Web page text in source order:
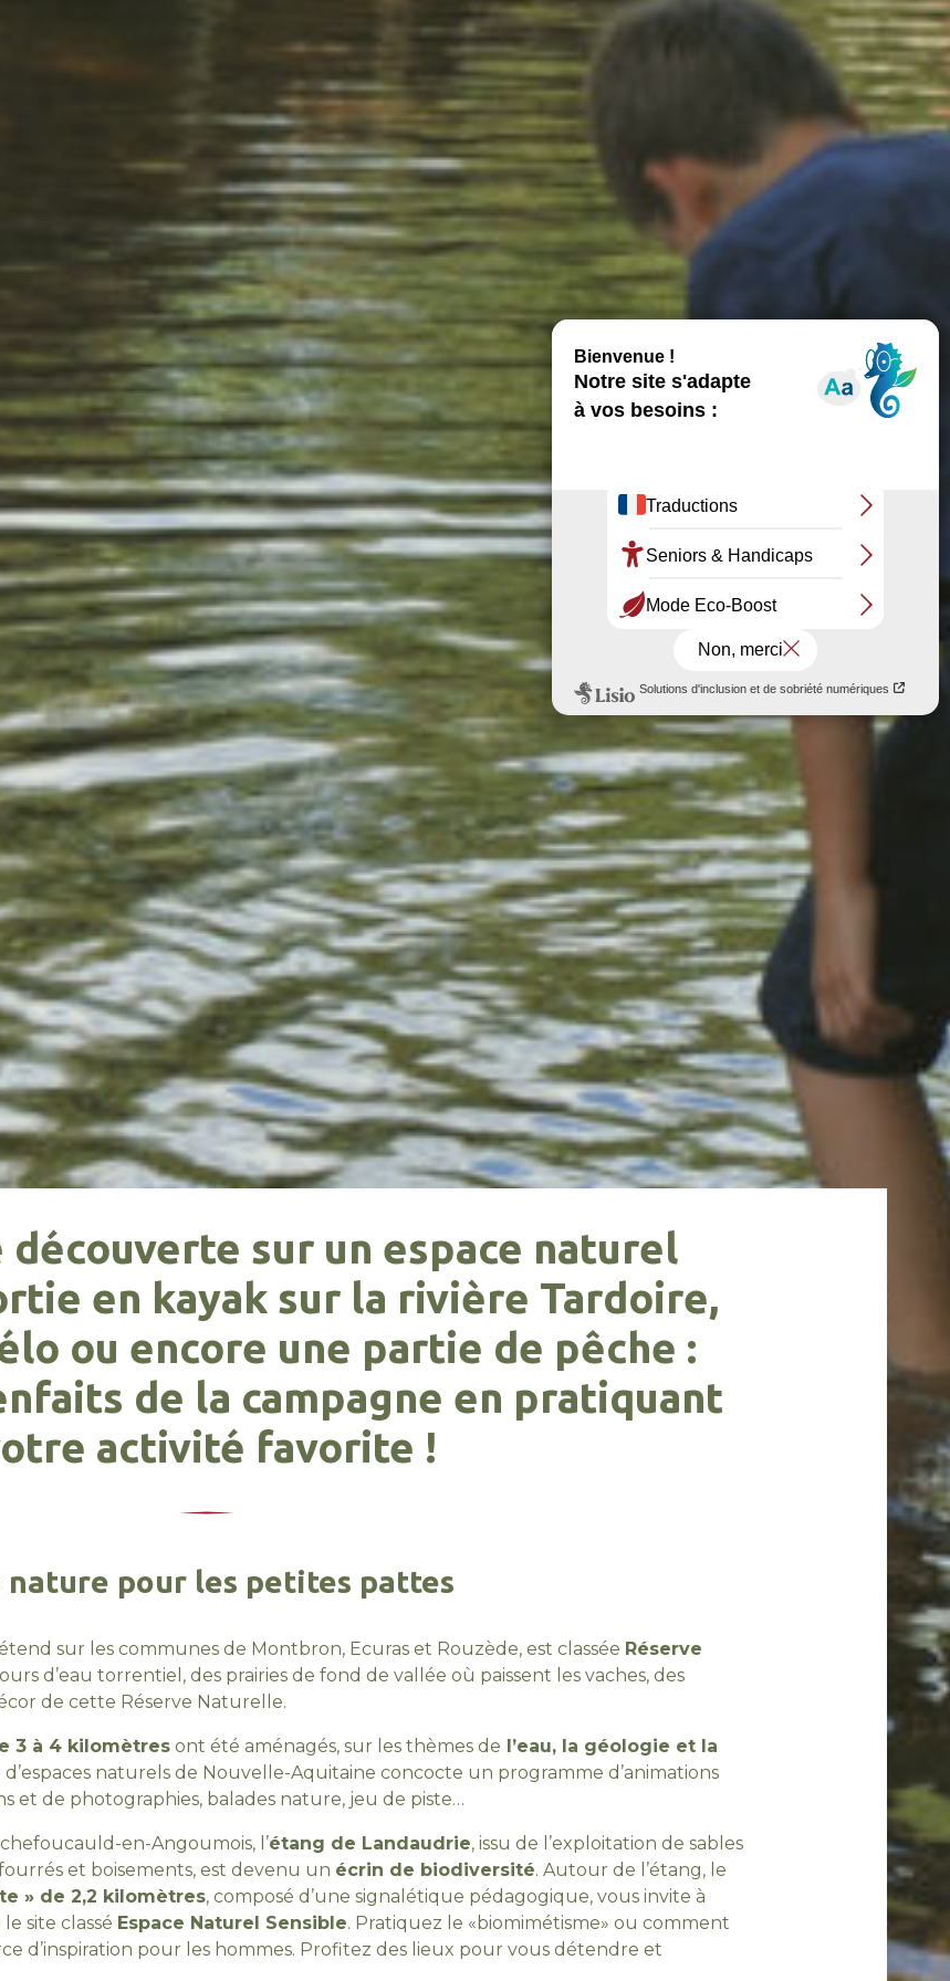
découverte sur un espace naturel
en kayak sur la rivière Tardoire,
ou encore une partie de pêche :
de la campagne en pratiquant
activité favorite !
nature pour les petites pattes
sur les communes de Montbron, Ecuras et Rouzède, est classée Réserve
d’eau torrentiel, des prairies de fond de vallée où paissent les vaches, des
de cette Réserve Naturelle.
3 à 4 kilomètresont été aménagés, sur les thèmes de l’eau, la géologie et la
d’espaces naturels de Nouvelle-Aquitaine concocte un programme d’animations
et de photographies, balades nature, jeu de piste…
en-Angoumois, l’étang de Landaudrie, issu de l’exploitation de sables
et boisements, est devenu un écrin de biodiversité. Autour de l’étang, le
» de 2,2 kilomètres, composé d’une signalétique pédagogique, vous invite à
site classé Espace Naturel Sensible. Pratiquez le «biomimétisme» ou comment
d’inspiration pour les hommes. Profitez des lieux pour vous détendre et